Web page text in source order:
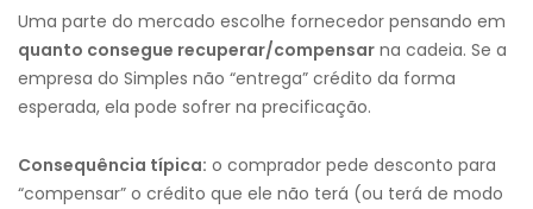
Uma parte do mercado escolhe fornecedor pensando em
quanto consegue recuperar/compensar na cadeia. Se a
empresa do Simples não “entrega” crédito da forma
esperada, ela pode sofrer na precificação.
Consequência típica: o comprador pede desconto para
“compensar” o crédito que ele não terá (ou terá de modo